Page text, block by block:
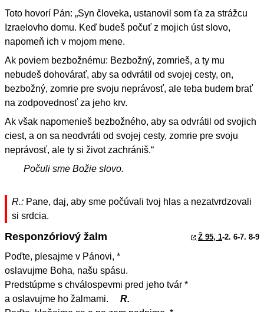
Toto hovorí Pán: „Syn človeka, ustanovil som ťa za strážcu
Izraelovho domu. Keď budeš počuť z mojich úst slovo,
napomeň ich v mojom mene.
Ak poviem bezbožnému: Bezbožný, zomrieš, a ty mu
nebudeš dohovárať, aby sa odvrátil od svojej cesty, on,
bezbožný, zomrie pre svoju neprávosť, ale teba budem brať
na zodpovednosť za jeho krv.
Ak však napomenieš bezbožného, aby sa odvrátil od svojich
ciest, a on sa neodvráti od svojej cesty, zomrie pre svoju
neprávosť, ale ty si život zachrániš.“
Počuli sme Božie slovo.
R.: Pane, daj, aby sme počúvali tvoj hlas a nezatvrdzovali
si srdcia.
Responzóriový žalm Ž 95, 1-2. 6-7. 8-9
Poďte, plesajme v Pánovi, *
oslavujme Boha, našu spásu.
Predstúpme s chválospevmi pred jeho tvár *
a oslavujme ho žalmami.
R.